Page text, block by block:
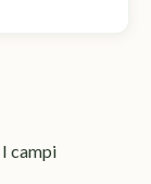
I campi